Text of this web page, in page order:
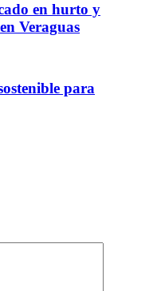
en hurto y
Veraguas
para